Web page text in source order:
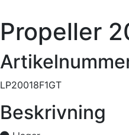
Propeller
LP20018F1GT
Beskrivning